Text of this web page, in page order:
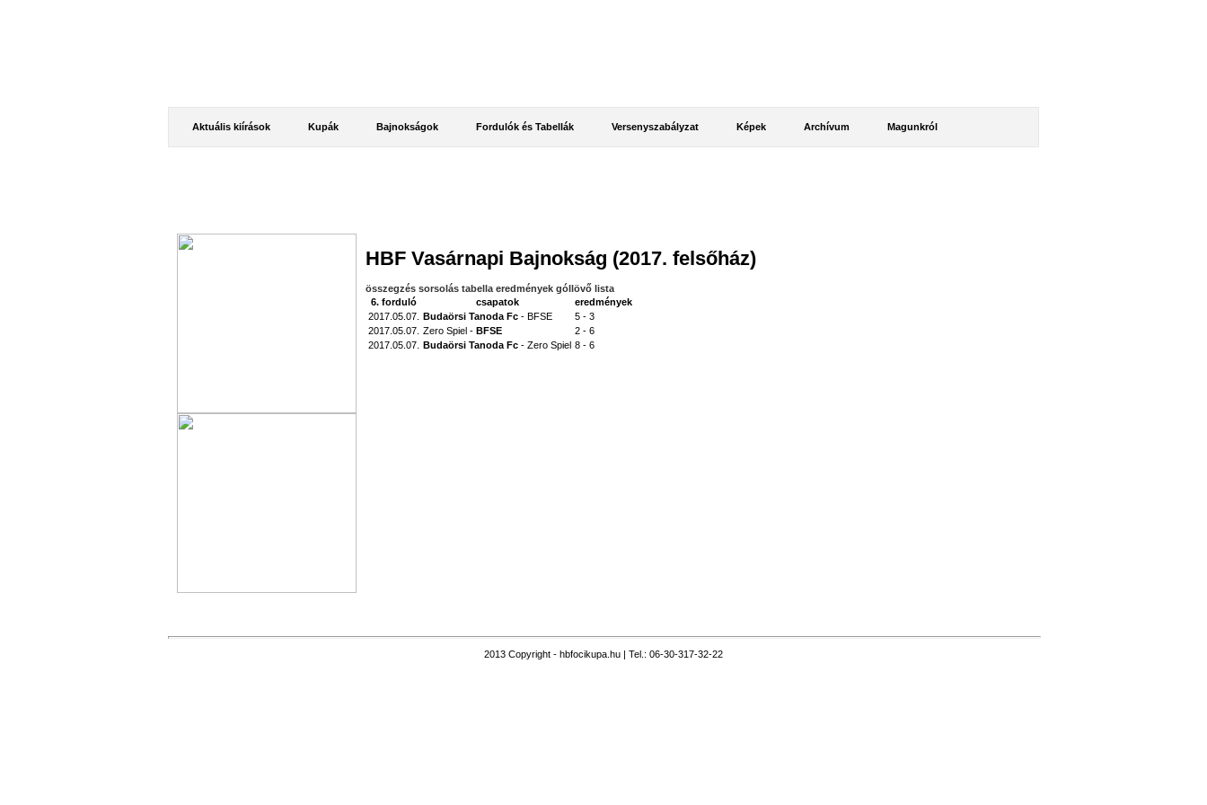
Aktuális kiírások Kupák Bajnokságok Fordulók és Tabellák Versenyszabályzat Képek Archívum Magunkról
HBF Vasárnapi Bajnokság (2017. felsőház)
összegzés sorsolás tabellaeredmények góllövő lista
6. forduló
csapatok
eredmények
2017.05.07. Budaörsi Tanoda Fc - BFSE
5 - 3
2017.05.07. Zero Spiel - BFSE
2 - 6
2017.05.07. Budaörsi Tanoda Fc - Zero Spiel 8 - 6
2013 Copyright - hbfocikupa.hu | Tel.: 06-30-317-32-22